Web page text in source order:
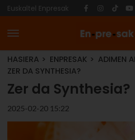
Euskaltel Enpresak
HASIERA ENPRESAK
ADIMEN
ZER DA SYNTHESIA?
Zer da Synthesia?
2025-02-20 15:22